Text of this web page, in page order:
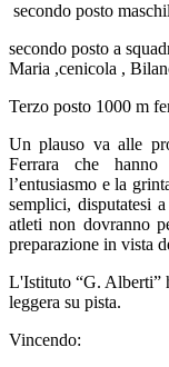
secondo posto
secondo posto a
Maria ,cenicola ,
Terzo posto 1000 m
Un plauso va alle
Ferrara che
l’entusiasmo e la
semplici, disputatesi
atleti non dovranno
preparazione in vista
L'Istituto “G. Alberti”
leggera su pista.
Vincendo: